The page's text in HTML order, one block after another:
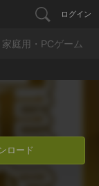
ログイン
家庭用・PCゲーム
ロード